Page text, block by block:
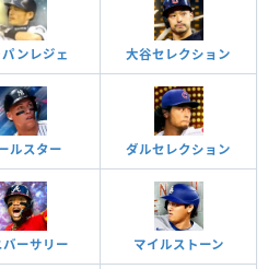
パンレジェ 大谷セレクション
ルスター ダルセレクション
バーサリー マイルストーン